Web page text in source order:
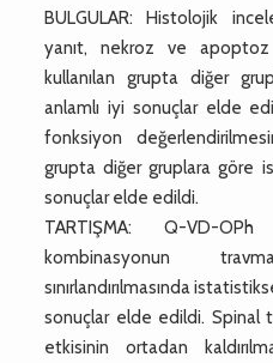
BULGULAR: Histolojik
yanıt, nekroz ve
kullanılan grupta diğer
anlamlı iyi sonuçlar elde
fonksiyon
grupta diğer gruplara göre
sonuçlar elde edildi.
TARTIŞMA: Q-VD-
kombinasyonun
sınırlandırılmasında
sonuçlar elde edildi. Spinal
etkisinin ortadan